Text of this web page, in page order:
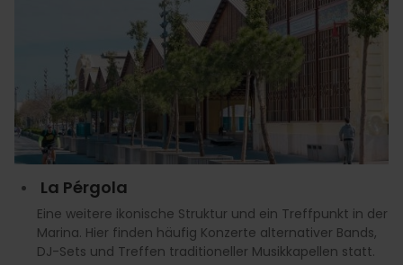
La Pérgola
Eine weitere ikonische Struktur und ein Treffpunkt in der
Marina. Hier finden häufig Konzerte alternativer Bands,
DJ-Sets und Treffen traditioneller Musikkapellen statt.